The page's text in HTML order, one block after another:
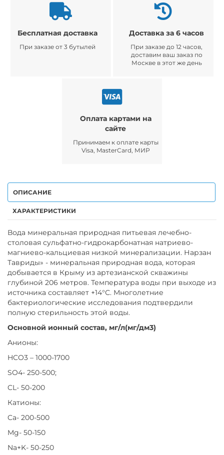
Бесплатная доставка
При заказе от 3 бутылей
Доставка за 6 часов
При заказе до 12 часов,
доставим ваш заказ по
Москве в этот же день
Оплата картами на
сайте
Принимаем к оплате карты
Visa, MasterCard, МИР
ОПИСАНИЕ
ХАРАКТЕРИСТИКИ
Вода минеральная природная питьевая лечебно-
столовая сульфатно-гидрокарбонатная натриево-
магниево-кальциевая низкой минерализации. Нарзан
Тавриды» - минеральная природная вода, которая
добывается в Крыму из артезианской скважины
глубиной 206 метров. Температура воды при выходе из
источника составляет +14°С. Многолетние
бактериологические исследования подтвердили
полную стерильность этой воды.
Основной ионный состав, мг/л(мг/дм3)
Анионы:
HCO3 – 1000-1700
SO4- 250-500;
CL- 50-200
Катионы:
Ca- 200-500
Mg- 50-150
Na+K- 50-250